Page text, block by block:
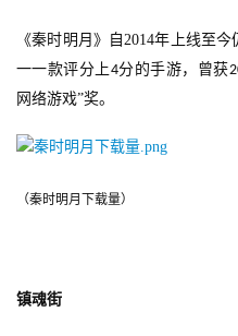
《秦时明月》自2014年上线至今
一一款评分上4分的手游，曾获
网络游戏”奖。
（秦时明月下载量）
镇魂街